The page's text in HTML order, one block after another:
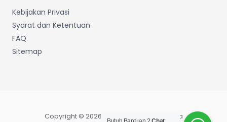
Kebijakan Privasi
Syarat dan Ketentuan
FAQ
Sitemap
Copyright © 2026 Wijaya Makmur Sentosa